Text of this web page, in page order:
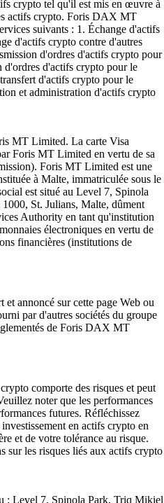
crypto tel qu'il est mis en œuvre à
actifs crypto. Foris DAX MT
suivants : 1. Échange d'actifs
d'actifs crypto contre d'autres
d'ordres d'actifs crypto pour
d'ordres d'actifs crypto pour le
d'actifs crypto pour le
et administration d'actifs crypto
MT Limited. La carte Visa
Foris MT Limited en vertu de sa
Foris MT Limited est une
à Malte, immatriculée sous le
est situé au Level 7, Spinola
St. Julians, Malte, dûment
Authority en tant qu'institution
électroniques en vertu de
financières (institutions de
annoncé sur cette page Web ou
par d'autres sociétés du groupe
de Foris DAX MT
comporte des risques et peut
noter que les performances
futures. Réfléchissez
en actifs crypto en
et de votre tolérance au risque.
sur les risques liés aux actifs crypto
: Level 7, Spinola Park, Triq Mikiel